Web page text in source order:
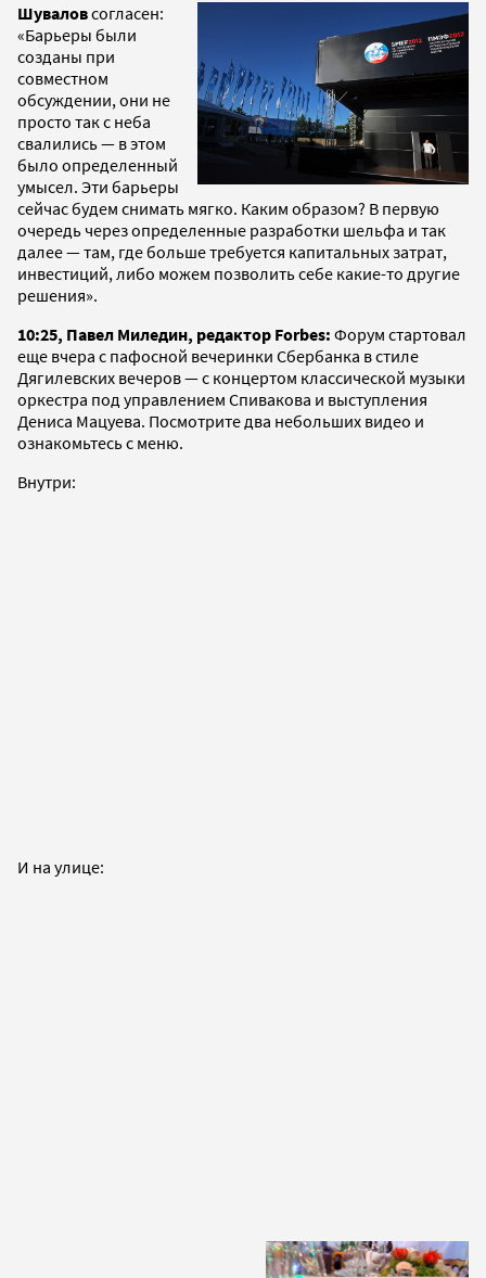
Шуваловсогласен:
«Барьеры были
созданы при
совместном
обсуждении, они не
просто так с неба
свалились — в этом
было определенный
умысел. Эти барьеры
сейчас будем снимать мягко. Каким образом? В первую
очередь через определенные разработки шельфа и так
далее — там, где больше требуется капитальных затрат,
инвестиций, либо можем позволить себе какие-то другие
решения».
10:25, Павел Миледин, редактор Forbes: Форум стартовал
еще вчера с пафосной вечеринки Сбербанка в стиле
Дягилевских вечеров — с концертом классической музыки
оркестра под управлением Спивакова и выступления
Дениса Мацуева. Посмотрите два небольших видео и
ознакомьтесь с меню.
Внутри:
И на улице: